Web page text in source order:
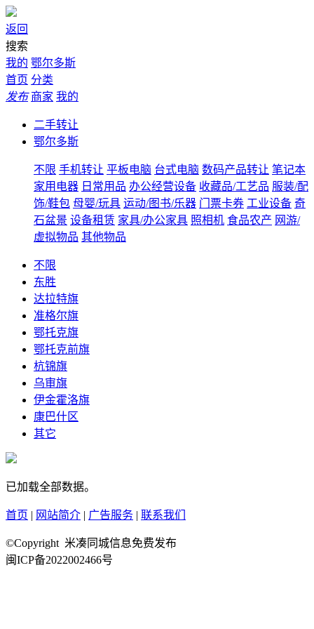
返回
搜索
我的 鄂尔多斯
首页 分类
发布 商家 我的
二手转让
鄂尔多斯
不限 手机转让 平板电脑 台式电脑 数码产品转让 笔记本
家用电器 日常用品 办公经营设备 收藏品/工艺品 服装/配
饰/鞋包 母婴/玩具 运动/图书/乐器 门票卡券 工业设备 奇
石盆景 设备租赁 家具/办公家具 照相机 食品农产 网游/
虚拟物品 其他物品
不限
东胜
达拉特旗
准格尔旗
鄂托克旗
鄂托克前旗
杭锦旗
乌审旗
伊金霍洛旗
康巴什区
其它
已加载全部数据。
首页 | 网站简介 | 广告服务 | 联系我们
©Copyright 米凑同城信息免费发布
闽ICP备2022002466号